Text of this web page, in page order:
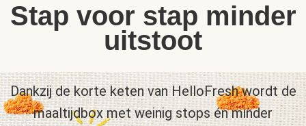
Stap voor stap minder
uitstoot
Dankzij de korte keten van HelloFresh wordt de
maaltijdbox met weinig stops én minder